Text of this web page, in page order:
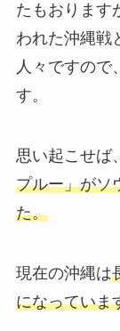
たもおります
われた沖縄戦
人々ですので
す。
思い起こせば、
プルー」がソ
た。
現在の沖縄は
になっていま